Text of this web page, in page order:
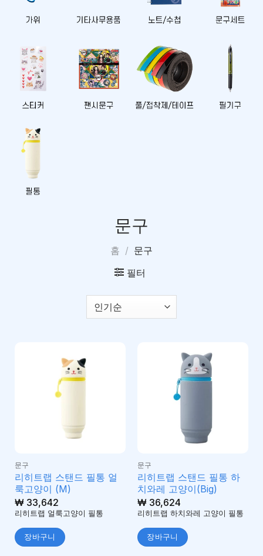
문구
홈 / 문구
필터
문구
리히트랩 스탠드 필통 얼
룩고양이 (M)
₩33,642
리히트랩 얼룩고양이 필통
장바구니
문구
리히트랩 스탠드 필통 하
치와레 고양이(Big)
₩36,624
리히트랩 하치와레 고양이 필통
장바구니